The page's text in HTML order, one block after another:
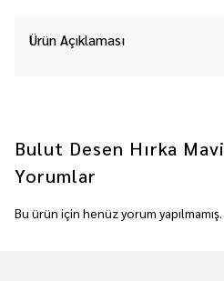
Ürün Açıklaması
Bulut Desen Hırka Mavi
Yorumlar
Bu ürün için henüz yorum yapılmamış.